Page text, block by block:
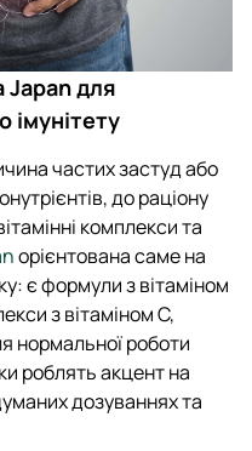
Japan для
імунітету
частих застуд або
до раціону
комплекси та
орієнтована саме на
є формули з вітаміном
з вітаміном C,
нормальної роботи
роблять акцент на
дозуваннях та